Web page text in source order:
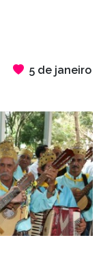
5 de janeiro